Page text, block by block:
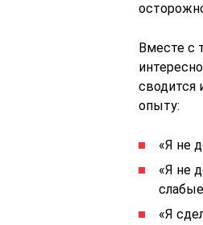
Вместе с
сводится
опыту:
«Я не
«Я не
«Я